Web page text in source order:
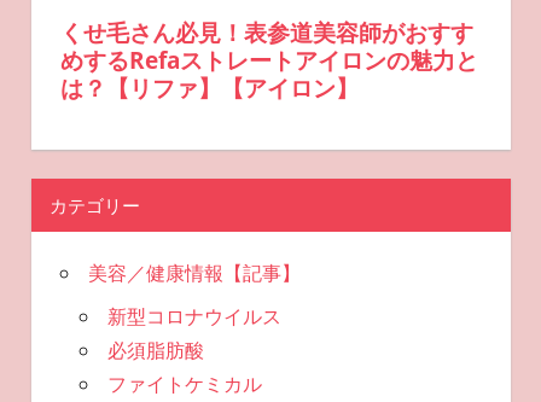
カテゴリー
美容／健康情報【記事】
新型コロナウイルス
必須脂肪酸
ファイトケミカル